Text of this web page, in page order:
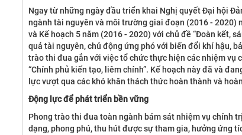
Ngay từ những ngày đầu triển khai Nghị quyết Đại hội
ngành tài nguyên và môi trường giai đoạn (2016 -
và Kế hoạch 5 năm (2016 - 2020) với chủ đề “Đoàn kết,
quả tài nguyên, chủ động ứng phó với biến đổi khí hậu,
trào thi đua gắn với việc tổ chức thực hiện các nhiệm vụ
“Chính phủ kiến tạo, liêm chính”. Kế hoạch này đã và
lực vượt qua các khó khăn thách thức hoàn thành và
Động lực để phát triển bền vững
Phong trào thi đua toàn ngành bám sát nhiệm vụ chính
dạng, phong phú, thu hút được sự tham gia, hưởng ứng